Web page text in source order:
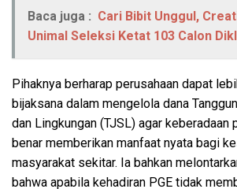
Baca juga : Cari Bibit Unggul,
Unimal Seleksi Ketat 103 Calon
Pihaknya berharap perusahaan dapat
bijaksana dalam mengelola dana
dan Lingkungan (TJSL) agar keberadaan
benar memberikan manfaat nyata bagi
masyarakat sekitar. Ia bahkan
bahwa apabila kehadiran PGE tidak